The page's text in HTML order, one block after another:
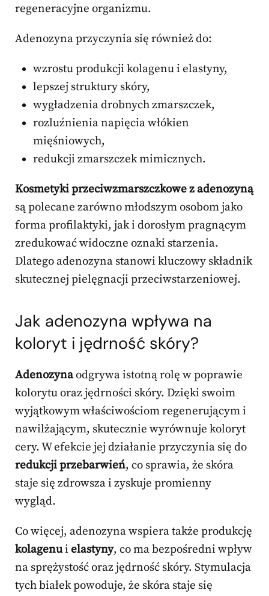
regeneracyjne organizmu.
Adenozyna przyczynia się również do:
wzrostu produkcji kolagenu i elastyny,
lepszej struktury skóry,
wygładzenia drobnych zmarszczek,
rozluźnienia napięcia włókien
mięśniowych,
redukcji zmarszczek mimicznych.
Kosmetyki przeciwzmarszczkowe z adenozyną
są polecane zarówno młodszym osobom jako
forma profilaktyki, jak i dorosłym pragnącym
zredukować widoczne oznaki starzenia.
Dlatego adenozyna stanowi kluczowy składnik
skutecznej pielęgnacji przeciwstarzeniowej.
Jak adenozyna wpływa na
koloryt i jędrność skóry?
Adenozynaodgrywa istotną rolę w poprawie
kolorytu oraz jędrności skóry. Dzięki swoim
wyjątkowym właściwościom regenerującym i
nawilżającym, skutecznie wyrównuje koloryt
cery. W efekcie jej działanie przyczynia się do
redukcji przebarwień, co sprawia, że skóra
staje się zdrowsza i zyskuje promienny
wygląd.
Co więcej, adenozyna wspiera także produkcję
kolagenui elastyny, co ma bezpośredni wpływ
na sprężystość oraz jędrność skóry. Stymulacja
tych białek powoduje, że skóra staje się